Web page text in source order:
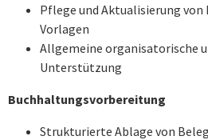
Pflege und Aktualisierung von
Vorlagen
Allgemeine organisatorische
Unterstützung
Buchhaltungsvorbereitung
Strukturierte Ablage von